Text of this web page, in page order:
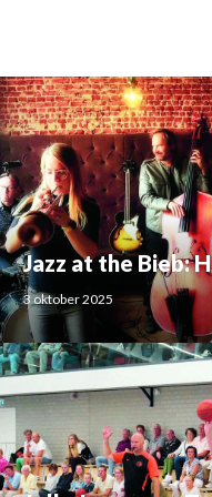
Jazz at the Bieb:
3 oktober 2025